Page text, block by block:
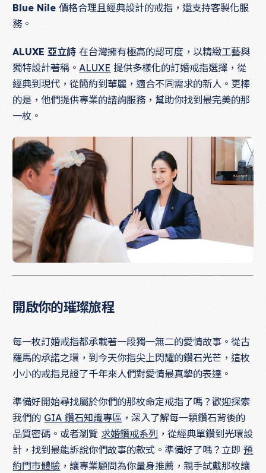
Blue Nile 價格合理且經典設計的戒指，還支持客製化服
務。
ALUXE 亞立詩 在台灣擁有極高的認可度，以精緻工藝與
獨特設計著稱。ALUXE 提供多樣化的訂婚戒指選擇，從
經典到現代，從簡約到華麗，適合不同需求的新人。更棒
的是，他們提供專業的諮詢服務，幫助你找到最完美的那
一枚。
開啟你的璀璨旅程
每一枚訂婚戒指都承載著一段獨一無二的愛情故事。從古
羅馬的承諾之環，到今天你指尖上閃耀的鑽石光芒，這枚
小小的戒指見證了千年來人們對愛情最真摯的表達。
準備好開始尋找屬於你們的那枚命定戒指了嗎？歡迎探索
我們的 GIA 鑽石知識專區 ，深入了解每一顆鑽石背後的
品質密碼。或者瀏覽 求婚鑽戒系列 ，從經典單鑽到光環設
計，找到最能訴說你們故事的款式。準備好了嗎？立即預
約門市體驗 ，讓專業顧問為你量身推薦，親手試戴那枚讓